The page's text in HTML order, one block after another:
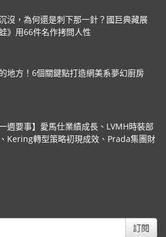
沒，為何還是刺下那一針？國巨典藏展
》用66件名作拷問人性
地方！6個關鍵點打造網美系夢幻廚房
一週要事】愛馬仕業績成長、LVMH時裝部
Kering轉型策略初現成效、Prada集團財
訂閱